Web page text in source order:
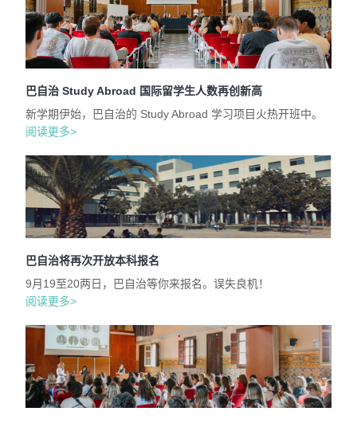
巴自治 Study Abroad 国际留学生人数再创新高
新学期伊始，巴自治的 Study Abroad 学习项目火热开班中。
阅读更多>
巴自治将再次开放本科报名
9月19至20两日，巴自治等你来报名。误失良机！
阅读更多>